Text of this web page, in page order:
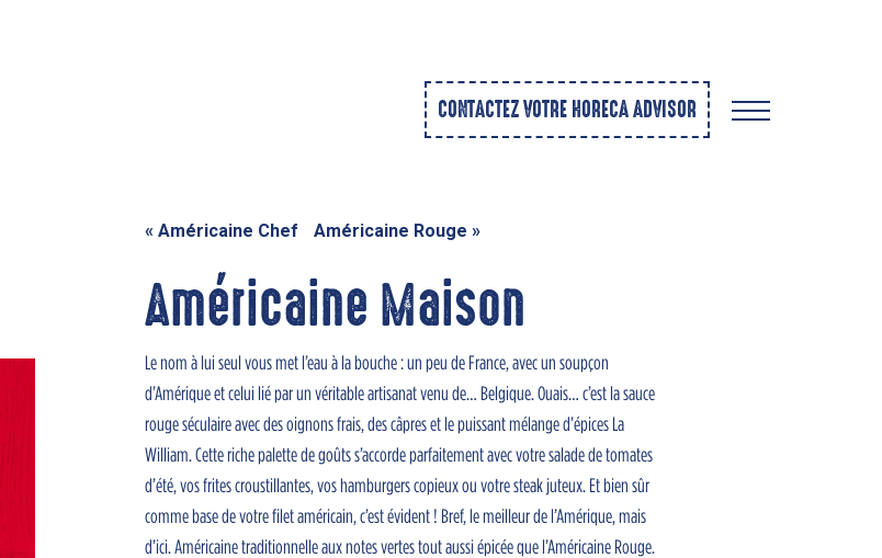
CONTACTEZ VOTRE HORECA ADVISOR
« Américaine Chef Américaine Rouge »
Américaine Maison
Le nom à lui seul vous met l’eau à la bouche : un peu de France, avec un soupçon
d’Amérique et celui lié par un véritable artisanat venu de… Belgique. Ouais… c’est la sauce
rouge séculaire avec des oignons frais, des câpres et le puissant mélange d’épices La
William. Cette riche palette de goûts s’accorde parfaitement avec votre salade de tomates
d’été, vos frites croustillantes, vos hamburgers copieux ou votre steak juteux. Et bien sûr
comme base de votre filet américain, c’est évident ! Bref, le meilleur de l’Amérique, mais
d’ici.Américaine traditionnelle aux notes vertes tout aussi épicée que l’Américaine Rouge.